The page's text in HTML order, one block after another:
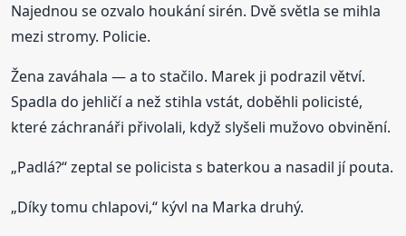
Najednou se ozvalo houkání sirén. Dvě světla se mihla
mezi stromy. Policie.
Žena zaváhala — a to stačilo. Marek ji podrazil větví.
Spadla do jehličí a než stihla vstát, doběhli policisté,
které záchranáři přivolali, když slyšeli mužovo obvinění.
„Padlá?“ zeptal se policista s baterkou a nasadil jí pouta.
„Díky tomu chlapovi,“ kývl na Marka druhý.